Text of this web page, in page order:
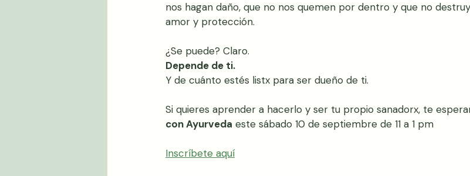
nos hagan daño, que no nos quemen por dentro y que no
amor y protección.
¿Se puede? Claro.
Depende de ti.
Y de cuánto estés listx para ser dueño de ti.
Si quieres aprender a hacerlo y ser tu propio sanadorx, te
con Ayurveda este sábado 10 de septiembre de 11 a 1 pm
Inscríbete aquí